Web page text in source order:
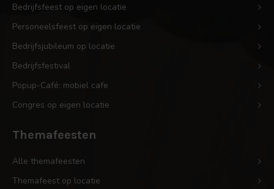
Bedrijfsfeest op eigen locatie
Personeelsfeest op eigen locatie
Bedrijfsjubileum op locatie
Bedrijfsfestival
Popup-Café: mobiel cafe
Congres op eigen locatie
Themafeesten
Alle themafeesten
Themafeest op locatie